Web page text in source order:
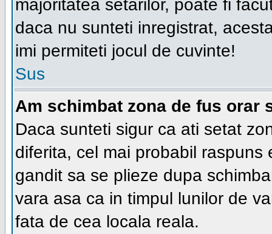
majoritatea setarilor, poate fi
daca nu sunteti inregistrat,
imi permiteti jocul de cuvinte!
Sus
Am schimbat zona de fus orar
Daca sunteti sigur ca ati setat
diferita, cel mai probabil
gandit sa se plieze dupa
vara asa ca in timpul lunilor de
fata de cea locala reala.